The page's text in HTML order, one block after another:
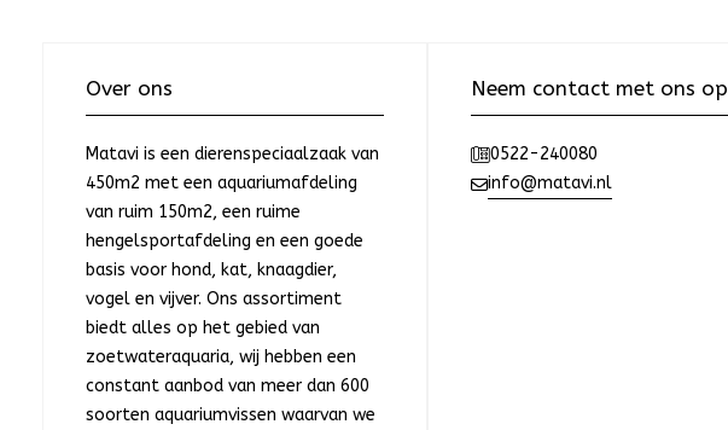
Over ons
Matavi is een dierenspeciaalzaak van
450m2 met een aquariumafdeling
van ruim 150m2, een ruime
hengelsportafdeling en een goede
basis voor hond, kat, knaagdier,
vogel en vijver. Ons assortiment
biedt alles op het gebied van
zoetwateraquaria, wij hebben een
constant aanbod van meer dan 600
soorten aquariumvissen waarvan we
Neem contact met ons op
0522-240080
info@matavi.nl